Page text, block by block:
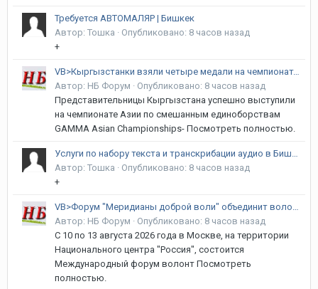
Требуется АВТОМАЛЯР | Бишкек
Автор: Тошка · Опубликовано: 8 часов назад
+
VB>Кыргызстанки взяли четыре медали на чемпионате Азии по MMA
Автор: НБ Форум · Опубликовано: 8 часов назад
Представительницы Кыргызстана успешно выступили
на чемпионате Азии по смешанным единоборствам
GAMMA Asian Championships- Посмотреть полностью.
Услуги по набору текста и транскрибации аудио в Бишкеке | Формулы, Таблицы, Кыргызский язык
Автор: Тошка · Опубликовано: 8 часов назад
+
VB>Форум "Меридианы доброй воли" объединит волонтеров Кыргызстана и стран СНГ
Автор: НБ Форум · Опубликовано: 8 часов назад
С 10 по 13 августа 2026 года в Москве, на территории
Национального центра "Россия", состоится
Международный форум волонт Посмотреть
полностью.